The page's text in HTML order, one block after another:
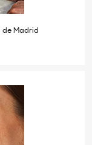
de Madrid